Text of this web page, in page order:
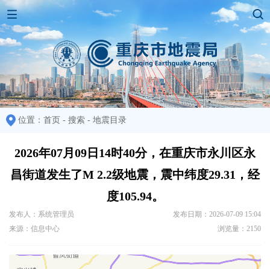
位置： 首页 - 搜索 - 地震目录
2026年07月09日14时40分，在重庆市永川区永
昌街道发生了M 2.2级地震，震中纬度29.31，经
度105.94。
发布人：系统管理员
发布日期：2026-07-09 15:04
来源：信息中心
浏览量：2150